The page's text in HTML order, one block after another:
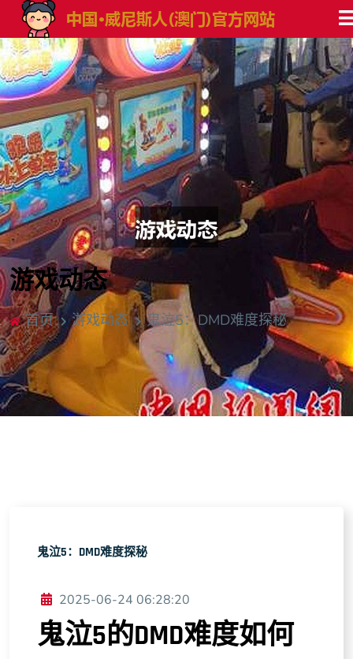
游戏动态
首页 游戏动态 鬼泣5：DMD难度探秘
鬼泣5：DMD难度探秘
2025-06-24 06:28:20
鬼泣5的DMD难度如何